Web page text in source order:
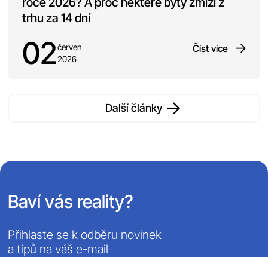
trhu za 14 dní
02červen
2026
Číst více
Další články
Baví vás reality?
Přihlaste se k odběru novinek
a tipů na váš e-mail